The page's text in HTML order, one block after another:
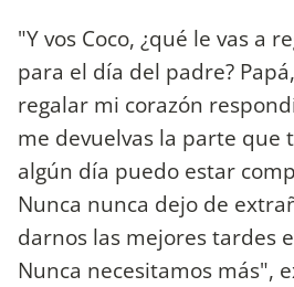
"Y vos Coco, ¿qué le vas a
para el día del padre?
regalar mi corazón
me devuelvas la parte que
algún día puedo estar
Nunca nunca dejo de
darnos las mejores tardes
Nunca necesitamos más",